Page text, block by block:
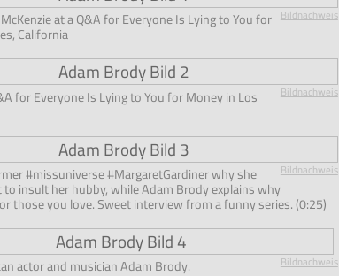
Bildnachweis
at a Q&A for Everyone Is Lying to You for
California
Bildnachweis
for Everyone Is Lying to You for Money in Los
Bildnachweis
#missuniverse #MargaretGardiner why she
insult her hubby, while Adam Brody explains why
those you love. Sweet interview from a funny series. (0:25)
Bildnachweis
actor and musician Adam Brody.